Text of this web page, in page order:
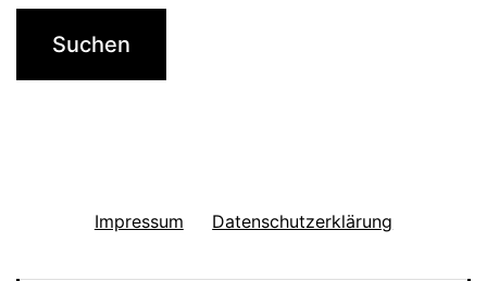
Impressum Datenschutzerklärung